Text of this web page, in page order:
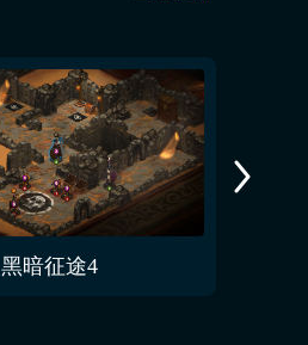
黑暗征途4